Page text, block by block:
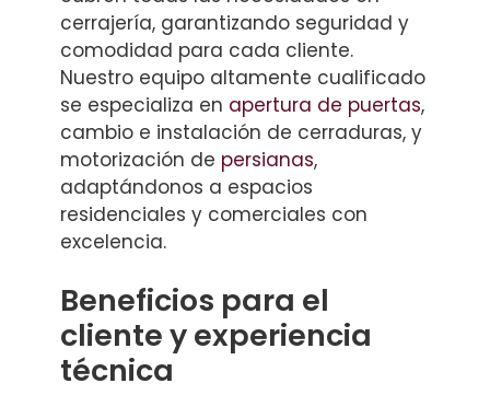
cerrajería, garantizando seguridad y
comodidad para cada cliente.
Nuestro equipo altamente cualificado
se especializa en apertura de puertas,
cambio e instalación de cerraduras, y
motorización de persianas,
adaptándonos a espacios
residenciales y comerciales con
excelencia.
Beneficios para el
cliente y experiencia
técnica